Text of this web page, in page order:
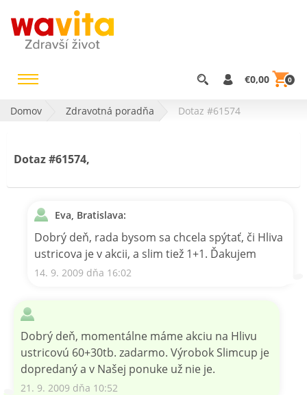
€0,00 0
Domov Zdravotná poradňa Dotaz #61574
Dotaz #61574,
Eva, Bratislava:
Dobrý deň, rada bysom sa chcela spýtať, či Hliva
ustricova je v akcii, a slim tiež 1+1. Ďakujem
14. 9. 2009 dňa 16:02
Dobrý deň, momentálne máme akciu na Hlivu
ustricovú 60+30tb. zadarmo. Výrobok Slimcup je
dopredaný a v Našej ponuke už nie je.
21. 9. 2009 dňa 10:52